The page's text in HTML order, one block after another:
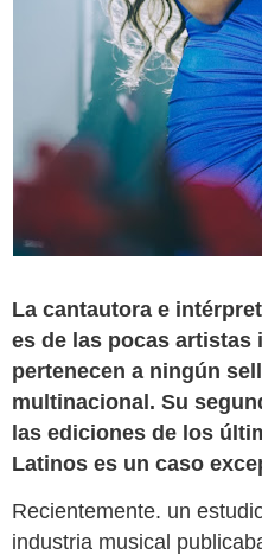
La cantautora e
es de las pocas artistas
pertenecen a ningún
multinacional. Su
las ediciones de los
Latinos es un caso
Recientemente. un
industria musical